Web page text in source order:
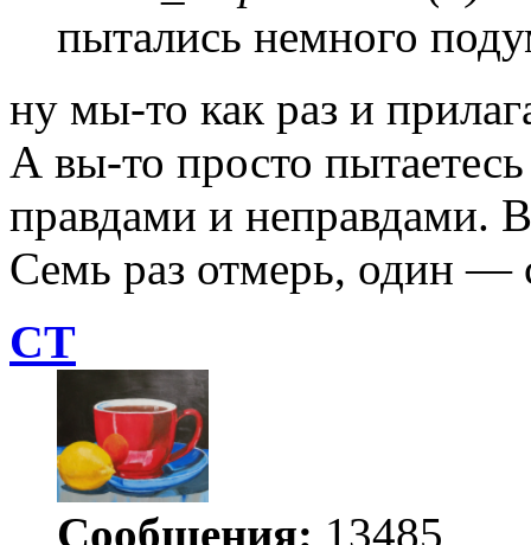
пытались немного
ну мы-то как раз и
А вы-то просто
правдами и неправдами.
Семь раз отмерь, один —
СТ
Сообщения: 13485